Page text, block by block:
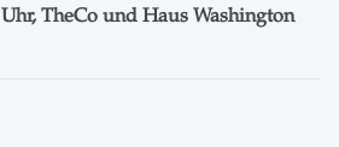
TheCo und Haus Washington